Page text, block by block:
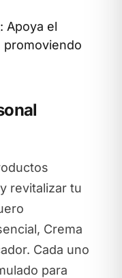
: Apoya el
promoviendo
revitalizar tu
Crema
Cada uno
para